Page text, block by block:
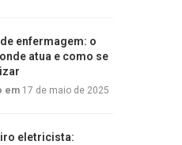
enfermagem: o
atua e como se
em 17 de maio de 2025
eletricista: